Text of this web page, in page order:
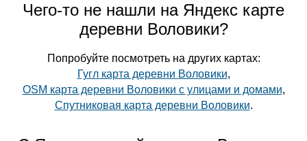
Чего-то не нашли на Яндекс карте
деревни Воловики?
Попробуйте посмотреть на других картах:
Гугл карта деревни Воловики,
OSM карта деревни Воловики с улицами и домами,
Спутниковая карта деревни Воловики.